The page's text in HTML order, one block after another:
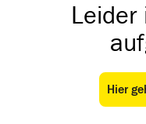
Leider
Hier